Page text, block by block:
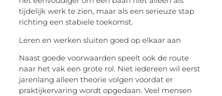
tijdelijk werk te zien, maar als een serieuze stap
richting een stabiele toekomst.
Leren en werken sluiten goed op elkaar aan
Naast goede voorwaarden speelt ook de route
naar het vak een grote rol. Niet iedereen wil eerst
jarenlang alleen theorie volgen voordat er
praktijkervaring wordt opgedaan. Veel mensen